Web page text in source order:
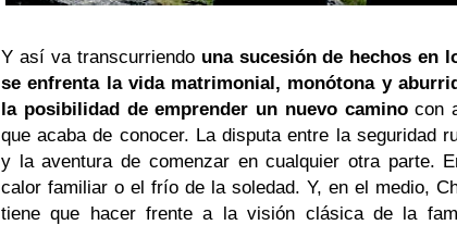
Y así va transcurriendo una sucesión de hechos en
se enfrenta la vida matrimonial, monótona y
la posibilidad de emprender un nuevo caminocon
que acaba de conocer. La disputa entre la seguridad
y la aventura de comenzar en cualquier otra parte.
calor familiar o el frío de la soledad. Y, en el medio,
tiene que hacer frente a la visión clásica de la